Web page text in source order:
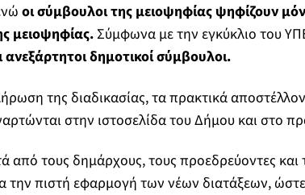
οι σύμβουλοι της μειοψηφίας ψηφίζουν
μειοψηφίας.Σύμφωνα με την εγκύκλιο του
ανεξάρτητοι δημοτικοί σύμβουλοι.
της διαδικασίας, τα πρακτικά
στην ιστοσελίδα του Δήμου και στο
από τους δημάρχους, τους προεδρεύοντες
την πιστή εφαρμογή των νέων διατάξεων, ώστε